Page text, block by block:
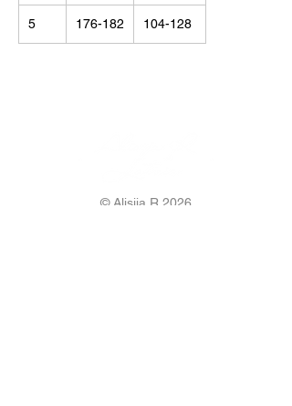
5 176-182 104-128
© Alisija R 2026